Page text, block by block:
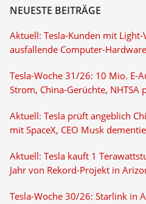
NEUESTE BEITRÄGE
Aktuell: Tesla-Kunden mit Light-
ausfallende Computer-Hardware
Tesla-Woche 31/26: 10 Mio. E-
Strom, China-Gerüchte, NHTSA
Aktuell: Tesla prüft angeblich
mit SpaceX, CEO Musk
Aktuell: Tesla kauft 1
Jahr von Rekord-Projekt in
Tesla-Woche 30/26: Starlink in